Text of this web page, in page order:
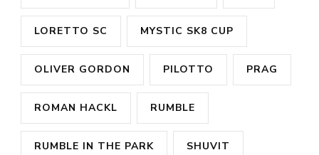
LORETTO SC MYSTIC SK8 CUP
OLIVER GORDON PILOTTO PRAG
ROMAN HACKL RUMBLE
RUMBLE IN THE PARK SHUVIT